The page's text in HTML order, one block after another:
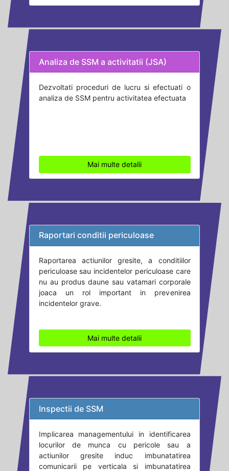
Analiza de SSM a activitatii (JSA)
Dezvoltati proceduri de lucru si efectuati o
analiza de SSM pentru activitatea efectuata
Mai multe detalii
Raportari conditii periculoase
Raportarea actiunilor gresite, a conditiilor
periculoase sau incidentelor periculoase care
nu au produs daune sau vatamari corporale
joaca un rol important in prevenirea
incidentelor grave.
Mai multe detalii
Inspectii de SSM
Implicarea managementului in identificarea
locurilor de munca cu pericole sau a
actiunilor gresite induc imbunatatirea
comunicarii pe verticala si imbunatatirea